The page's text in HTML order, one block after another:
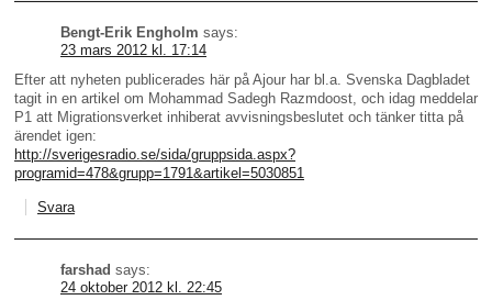
Bengt-Erik Engholm says:
23 mars 2012 kl. 17:14
Efter att nyheten publicerades här på Ajour har bl.a. Svenska Dagbladet
tagit in en artikel om Mohammad Sadegh Razmdoost, och idag meddelar
P1 att Migrationsverket inhiberat avvisningsbeslutet och tänker titta på
ärendet igen:
http://sverigesradio.se/sida/gruppsida.aspx?
programid=478&grupp=1791&artikel=5030851
Svara
farshad says:
24 oktober 2012 kl. 22:45